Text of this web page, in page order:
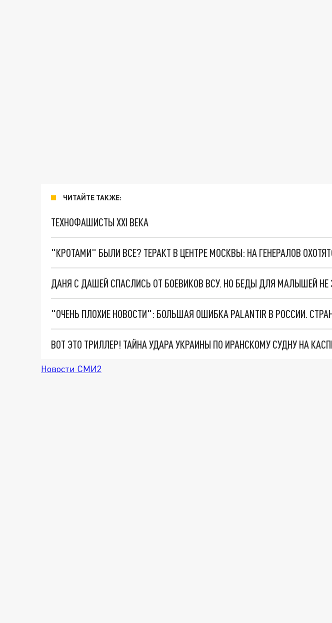
ЧИТАЙТЕ ТАКЖЕ:
ТЕХНОФАШИСТЫ XXI ВЕКА
"КРОТАМИ" БЫЛИ ВСЕ? ТЕРАКТ В ЦЕНТРЕ МОСКВЫ: НА ГЕНЕРАЛОВ
ДАНЯ С ДАШЕЙ СПАСЛИСЬ ОТ БОЕВИКОВ ВСУ. НО БЕДЫ ДЛЯ МАЛЫШЕЙ НЕ
ВОТ ЭТО ТРИЛЛЕР! ТАЙНА УДАРА УКРАИНЫ ПО ИРАНСКОМУ СУДНУ НА
Новости СМИ2